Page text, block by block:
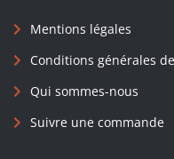
Mentions légales
Conditions générales
Qui sommes-nous
Suivre une commande